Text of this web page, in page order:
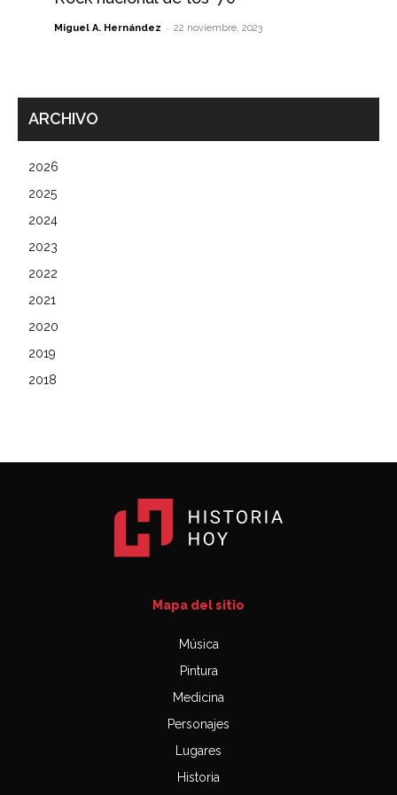
Miguel A. Hernández - 22 noviembre, 2023
ARCHIVO
2026
2025
2024
2023
2022
2021
2020
2019
2018
Mapa del sitio
Música
Pintura
Medicina
Personajes
Lugares
Historia